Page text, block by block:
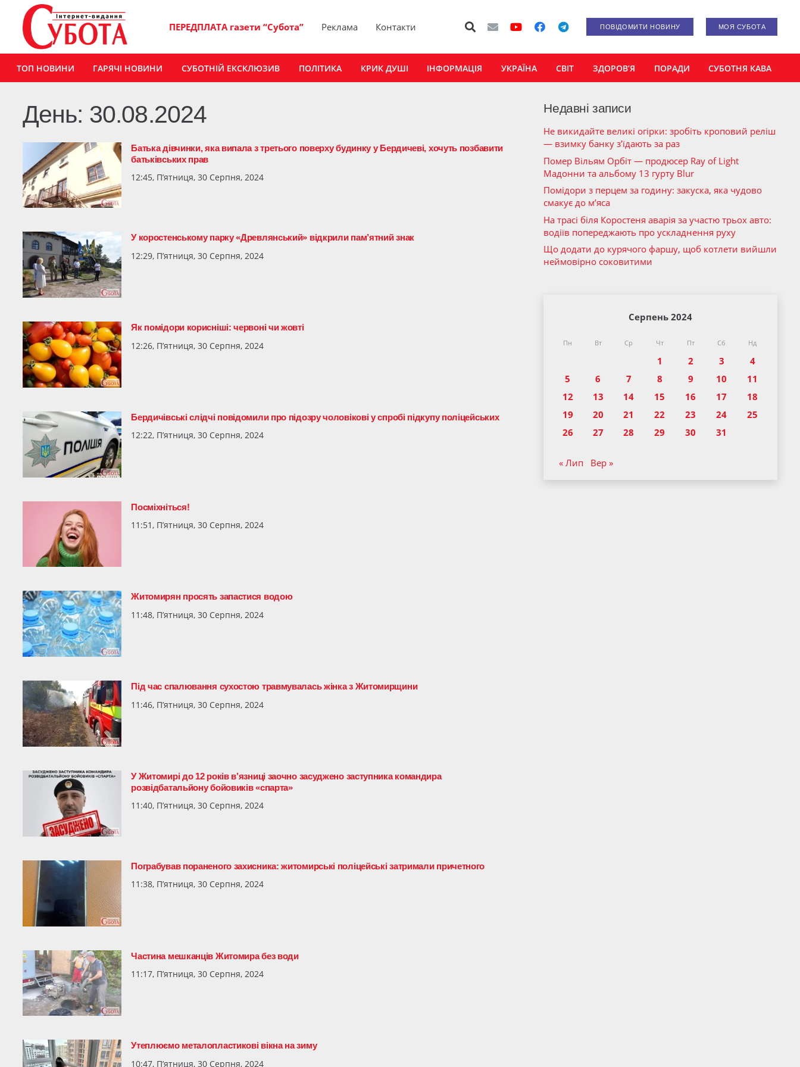
ПЕРЕДПЛАТА газети “Субота” Реклама Контакти ПОВІДОМИТИ НОВИНУ МОЯ СУБОТА
ТОП НОВИНИ ГАРЯЧІ НОВИНИ СУБОТНІЙ ЕКСКЛЮЗИВ ПОЛІТИКА КРИК ДУШІ ІНФОРМАЦІЯ УКРАЇНА СВІТ ЗДОРОВ’Я ПОРАДИ СУБОТНЯ КАВА
День: 30.08.2024
Батька дівчинки, яка випала з третього поверху будинку у Бердичеві, хочуть позбавити
батьківських прав
12:45, П’ятниця, 30 Серпня, 2024
У коростенському парку «Древлянський» відкрили пам’ятний знак
12:29, П’ятниця, 30 Серпня, 2024
Як помідори корисніші: червоні чи жовті
12:26, П’ятниця, 30 Серпня, 2024
Бердичівські слідчі повідомили про підозру чоловікові у спробі підкупу поліцейських
12:22, П’ятниця, 30 Серпня, 2024
Посміхніться!
11:51, П’ятниця, 30 Серпня, 2024
Житомирян просять запастися водою
11:48, П’ятниця, 30 Серпня, 2024
Під час спалювання сухостою травмувалась жінка з Житомирщини
11:46, П’ятниця, 30 Серпня, 2024
У Житомирі до 12 років в’язниці заочно засуджено заступника командира
розвідбатальйону бойовиків «спарта»
11:40, П’ятниця, 30 Серпня, 2024
Пограбував пораненого захисника: житомирські поліцейські затримали причетного
11:38, П’ятниця, 30 Серпня, 2024
Частина мешканців Житомира без води
11:17, П’ятниця, 30 Серпня, 2024
Утеплюємо металопластикові вікна на зиму
10:47, П’ятниця, 30 Серпня, 2024
Недавні записи
Не викидайте великі огірки: зробіть кроповий реліш
— взимку банку з’їдають за раз
Помер Вільям Орбіт — продюсер Ray of Light
Мадонни та альбому 13 гурту Blur
Помідори з перцем за годину: закуска, яка чудово
смакує до м’яса
На трасі біля Коростеня аварія за участю трьох авто:
водіїв попереджають про ускладнення руху
Що додати до курячого фаршу, щоб котлети вийшли
неймовірно соковитими
Серпень 2024
Пн Вт Ср Чт Пт Сб Нд
1 2 3
4
5
6 7 8 9 10
11
12
13 14 15 16 17
18
19
20 21 22 23 24
25
26
27 28 29 30 31
« Лип Вер »